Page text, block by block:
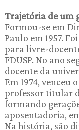
Trajetória de um
Formou-se em
Paulo em 1957.
para livre-
FDUSP. No ano
docente da
Em 1974, venceu
professor titular
formando
aposentadoria,
Na história, são